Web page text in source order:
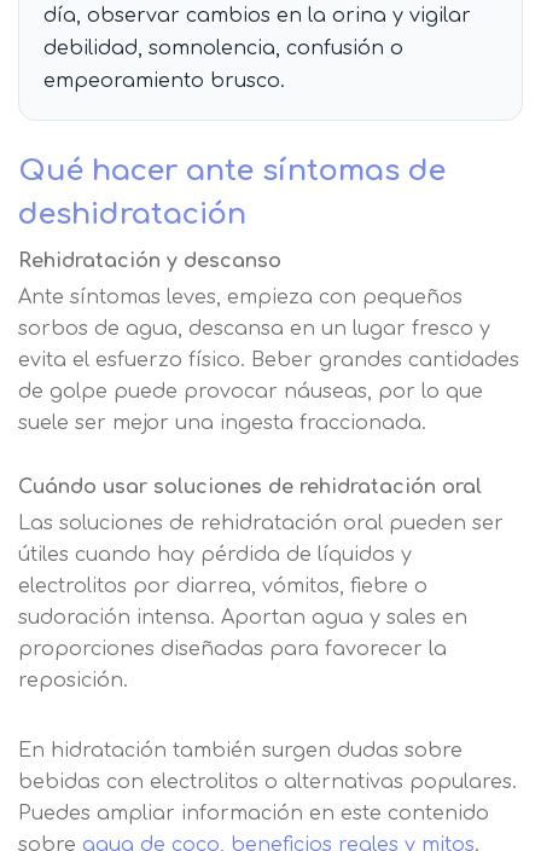
día, observar cambios en la orina y vigilar
debilidad, somnolencia, confusión o
empeoramiento brusco.
Qué hacer ante síntomas de
deshidratación
Rehidratación y descanso
Ante síntomas leves, empieza con pequeños
sorbos de agua, descansa en un lugar fresco y
evita el esfuerzo físico. Beber grandes cantidades
de golpe puede provocar náuseas, por lo que
suele ser mejor una ingesta fraccionada.
Cuándo usar soluciones de rehidratación oral
Las soluciones de rehidratación oral pueden ser
útiles cuando hay pérdida de líquidos y
electrolitos por diarrea, vómitos, fiebre o
sudoración intensa. Aportan agua y sales en
proporciones diseñadas para favorecer la
reposición.
En hidratación también surgen dudas sobre
bebidas con electrolitos o alternativas populares.
Puedes ampliar información en este contenido
sobre agua de coco, beneficios reales y mitos.